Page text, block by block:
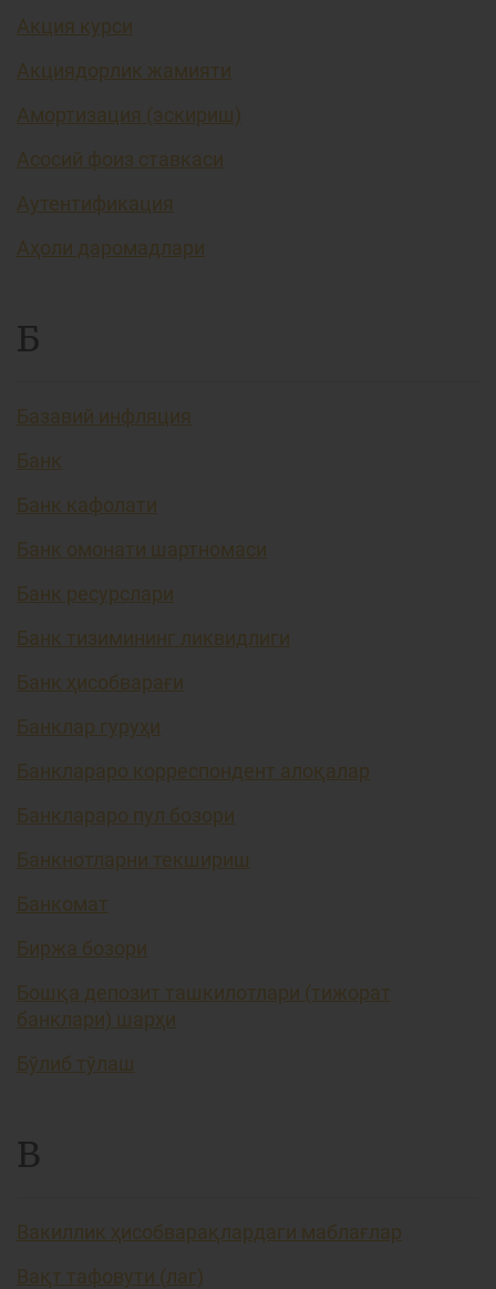
Акция курси
Акциядорлик жамияти
Амортизация (эскириш)
Асосий фоиз ставкаси
Аутентификация
Аҳоли даромадлари
Б
Базавий инфляция
Банк
Банк кафолати
Банк омонати шартномаси
Банк ресурслари
Банк тизимининг ликвидлиги
Банк ҳисобварағи
Банклар гуруҳи
Банклараро корреспондент алоқалар
Банклараро пул бозори
Банкнотларни текшириш
Банкомат
Биржа бозори
Бошқа депозит ташкилотлари (тижорат
банклари) шарҳи
Бўлиб тўлаш
В
Вакиллик ҳисобварақлардаги маблағлар
Вақт тафовути (лаг)